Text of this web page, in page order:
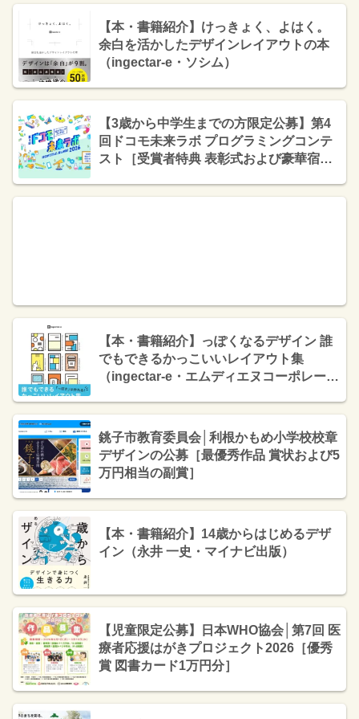
【本・書籍紹介】けっきょく、よはく。
余白を活かしたデザインレイアウトの本
（ingectar-e・ソシム）
【3歳から中学生までの方限定公募】第4
回ドコモ未来ラボ プログラミングコンテ
スト［受賞者特典 表彰式および豪華宿泊
【本・書籍紹介】っぽくなるデザイン 誰
でもできるかっこいいレイアウト集
（ingectar-e・エムディエヌコーポレーシ
銚子市教育委員会│利根かもめ小学校校章
デザインの公募［最優秀作品 賞状および5
万円相当の副賞］
【本・書籍紹介】14歳からはじめるデザ
イン（永井 一史・マイナビ出版）
【児童限定公募】日本WHO協会│第7回 医
療者応援はがきプロジェクト2026［優秀
賞 図書カード1万円分］